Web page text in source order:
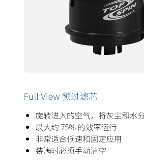
Full View 预过滤芯
旋转进入的空气，将灰尘和水
以大约 75% 的效率运行
非常适合低速和固定应用
装满时必须手动清空